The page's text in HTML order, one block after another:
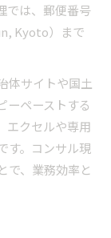
では、郵便番号
Kyoto）まで
体サイトや国土
ーペーストする
エクセルや専用
す。コンサル現
で、業務効率と